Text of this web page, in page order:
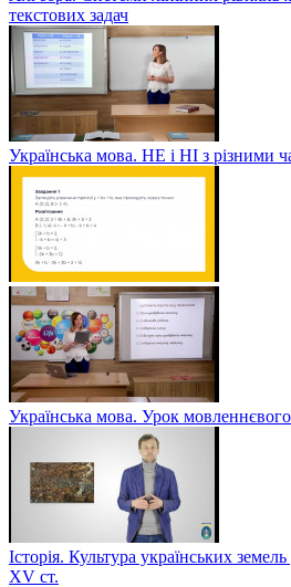
текстових задач
Українська мова. НЕ і НІ з різними
Українська мова. Урок
Історія. Культура українських
XV ст.